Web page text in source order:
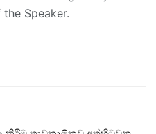
Speaker.